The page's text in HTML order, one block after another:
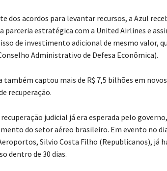
dos acordos para levantar recursos, a Azul
parceria estratégica com a United Airlines e
de investimento adicional de mesmo valor,
Administrativo de Defesa Econômica).
também captou mais de R$ 7,5 bilhões em
recuperação.
recuperação judicial já era esperada pelo
do setor aéreo brasileiro. Em evento no
Silvio Costa Filho (Republicanos), já
dentro de 30 dias.